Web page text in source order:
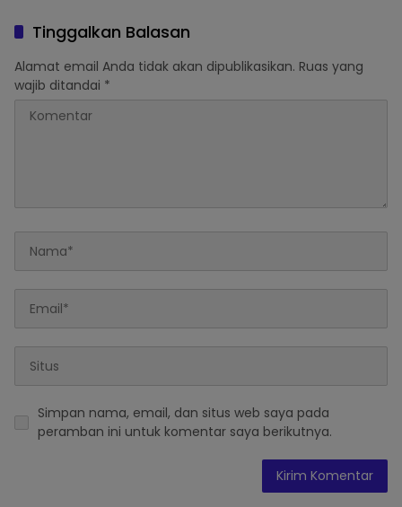
Tinggalkan Balasan
Alamat email Anda tidak akan dipublikasikan. Ruas yang
wajib ditandai *
Simpan nama, email, dan situs web saya pada
peramban ini untuk komentar saya berikutnya.